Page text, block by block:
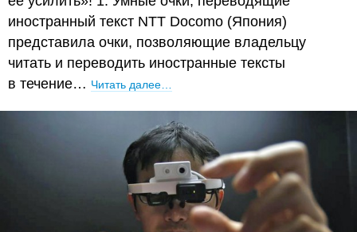
иностранный текст NTT Docomo (Япония)
представила очки, позволяющие владельцу
читать и переводить иностранные тексты
в течение… Читать далее…